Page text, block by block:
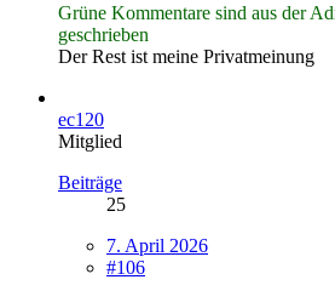
Grüne Kommentare sind aus der
geschrieben
Der Rest ist meine Privatmeinung
ec120
Mitglied
Beiträge
25
7. April 2026
#106